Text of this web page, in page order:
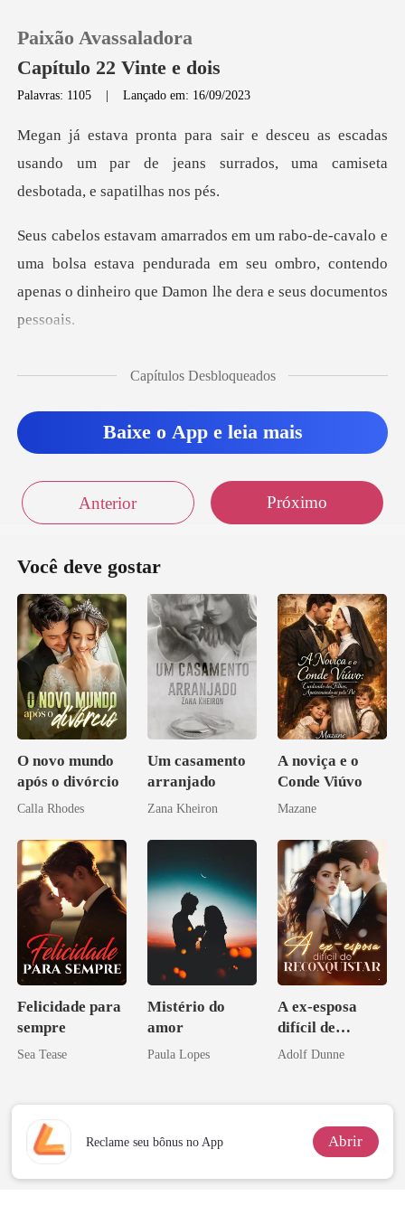
0
Loja
Histórico
Sair
Paixão Avassaladora
Capítulo 22 Vinte e dois
Palavras: 1105 |Lançado em: 16/09/2023
s escadas
usando um par de jeans surrados,
a bolsa estava pendurada em seu ombro, contendo
apenas o
Capítulos Desbloqueados
Baixe o App e leia mais
Anterior Próximo
Você deve gostar
O novo mundo
após o divórcio
Calla Rhodes
Um casamento
arranjado
Zana Kheiron
A noviça e o
Conde Viúvo
Mazane
Felicidade para
sempre
Sea Tease
Mistério do
amor
Paula Lopes
A ex-esposa
difícil de
reconquistar
Adolf Dunne
Reclame seu bônus no App Abrir